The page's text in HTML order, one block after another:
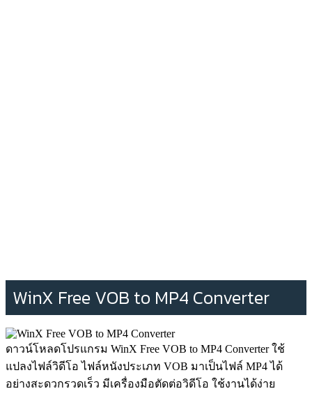
WinX Free VOB to MP4 Converter
ดาวน์โหลดโปรแกรม WinX Free VOB to MP4 Converter ใช้
แปลงไฟล์วิดีโอ ไฟล์หนังประเภท VOB มาเป็นไฟล์ MP4 ได้
อย่างสะดวกรวดเร็ว มีเครื่องมือตัดต่อวิดีโอ ใช้งานได้ง่าย